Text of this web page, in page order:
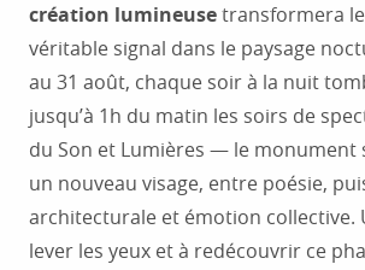
création lumineusetransformera
véritable signal dans le paysage
au 31 août, chaque soir à la nuit
jusqu’à 1h du matin les soirs de
du Son et Lumières — le monument
un nouveau visage, entre poésie,
architecturale et émotion collective.
lever les yeux et à redécouvrir ce